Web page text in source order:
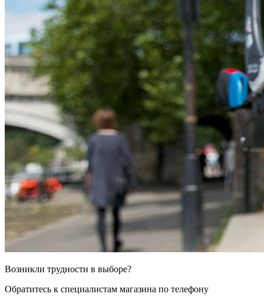
Возникли трудности в выборе?
Обратитесь к специалистам магазина по телефону